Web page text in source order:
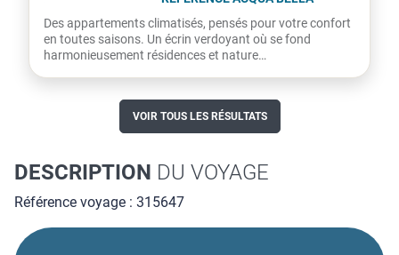
Des appartements climatisés, pensés pour votre confort
en toutes saisons. Un écrin verdoyant où se fond
harmonieusement résidences et nature
VOIR TOUS LES RÉSULTATS
DESCRIPTION DU VOYAGE
Référence voyage : 315647